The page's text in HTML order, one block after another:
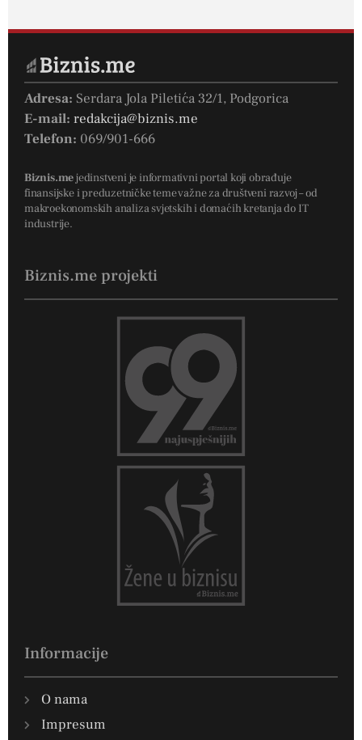
Adresa: Serdara Jola Piletića 32/1, Podgorica
E-mail: redakcija@biznis.me
Telefon: 069/901-666
Biznis.mejedinstveni je informativni portal koji obrađuje
finansijske i preduzetničke teme važne za društveni razvoj – od
makroekonomskih analiza svjetskih i domaćih kretanja do IT
industrije.
Biznis.me projekti
Informacije
O nama
Impresum